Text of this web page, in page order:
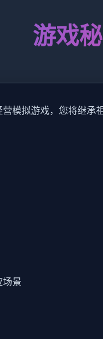
游戏
模拟游戏，您将继
场景